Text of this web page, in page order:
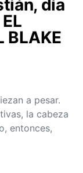
día
BLAKE
a pesar.
la cabeza
entonces,